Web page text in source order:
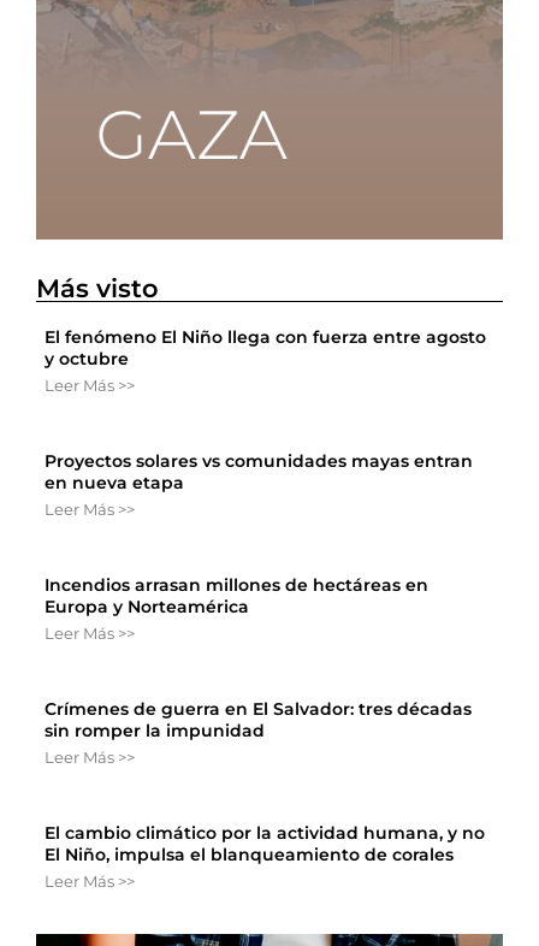
Más visto
El fenómeno El Niño llega con fuerza entre agosto
y octubre
Leer Más >>
Proyectos solares vs comunidades mayas entran
en nueva etapa
Leer Más >>
Incendios arrasan millones de hectáreas en
Europa y Norteamérica
Leer Más >>
Crímenes de guerra en El Salvador: tres décadas
sin romper la impunidad
Leer Más >>
El cambio climático por la actividad humana, y no
El Niño, impulsa el blanqueamiento de corales
Leer Más >>